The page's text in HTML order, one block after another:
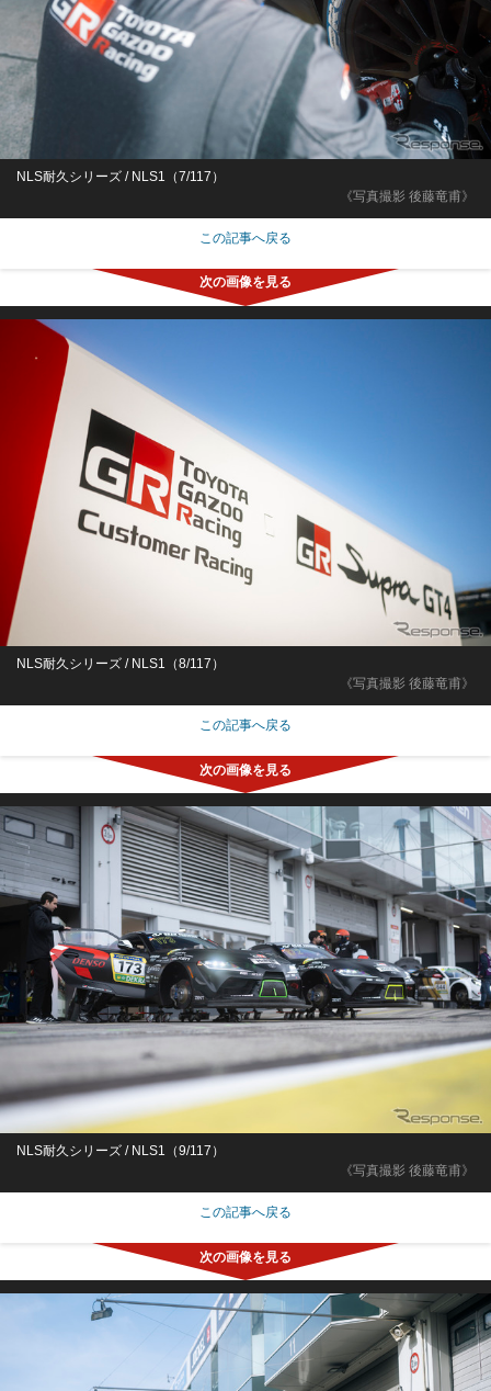
《写真撮影 後藤竜甫》
NLS耐久シリーズ / NLS1（7/117）
この記事へ戻る
《写真撮影 後藤竜甫》
NLS耐久シリーズ / NLS1（8/117）
この記事へ戻る
《写真撮影 後藤竜甫》
NLS耐久シリーズ / NLS1（9/117）
この記事へ戻る